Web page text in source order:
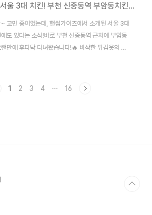
핸썸가이즈에 나온 서울 3대 치킨! 부천 신중동역 부암동치킨 내돈내산 후기🍗
고민 중이었는데, 핸썸가이즈에서 소개된 서울 3대
에도 있다는 소식!바로 부천 신중동역 근처에 부암동
만에 후다닥 다녀왔습니다!🔥 바삭한 튀김옷의 위
기 치킨은 다른 집이랑 확실히 달라요. 튀김옷이 얇
1 2 3 4 ··· 16